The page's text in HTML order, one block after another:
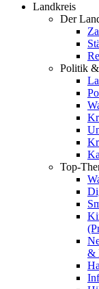
Landkreis
Der
Politik
Top-
&